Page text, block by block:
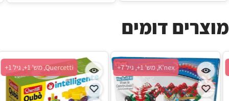
מוצרים דומים
K'nex, מש' 1+, גיל 7+ Quercetti, מש' 1+, גיל 3+